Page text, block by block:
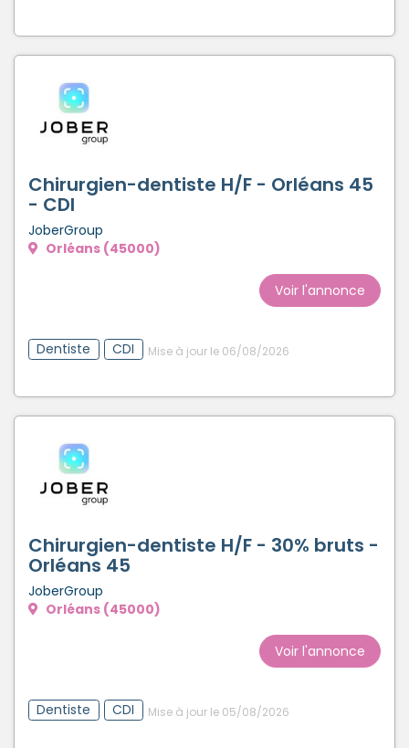
Chirurgien-dentiste H/F - Orléans 45
- CDI
JoberGroup
Orléans (45000)
Voir l'annonce
Dentiste CDI Mise à jour le 06/08/2026
Chirurgien-dentiste H/F - 30% bruts -
Orléans 45
JoberGroup
Orléans (45000)
Voir l'annonce
Dentiste CDI Mise à jour le 05/08/2026